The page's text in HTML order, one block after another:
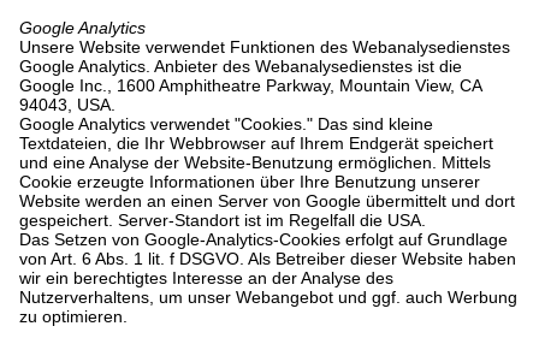
Google Analytics
Unsere Website verwendet Funktionen des Webanalysedienstes
Google Analytics. Anbieter des Webanalysedienstes ist die
Google Inc., 1600 Amphitheatre Parkway, Mountain View, CA
94043, USA.
Google Analytics verwendet "Cookies." Das sind kleine
Textdateien, die Ihr Webbrowser auf Ihrem Endgerät speichert
und eine Analyse der Website-Benutzung ermöglichen. Mittels
Cookie erzeugte Informationen über Ihre Benutzung unserer
Website werden an einen Server von Google übermittelt und dort
gespeichert. Server-Standort ist im Regelfall die USA.
Das Setzen von Google-Analytics-Cookies erfolgt auf Grundlage
von Art. 6 Abs. 1 lit. f DSGVO. Als Betreiber dieser Website haben
wir ein berechtigtes Interesse an der Analyse des
Nutzerverhaltens, um unser Webangebot und ggf. auch Werbung
zu optimieren.